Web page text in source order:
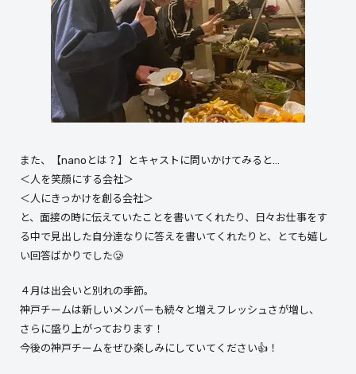
また、【nanoとは？】とキャストに問いかけてみると…
＜人を笑顔にする会社＞
＜人にきっかけを創る会社＞
と、面接の時に伝えていたことを書いてくれたり、日々お仕事をす
る中で見出した自分達なりに答えを書いてくれたりと、とても嬉し
い回答ばかりでした🥲
４月は出会いと別れの季節。
神戸チームは新しいメンバーも続々と増えフレッシュさが増し、
さらに盛り上がっております！
今後の神戸チームをぜひ楽しみにしていてください👍！